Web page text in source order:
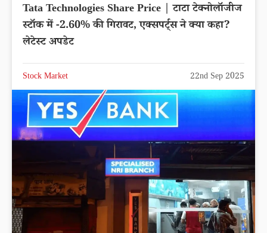
Tata Technologies Share Price | टाटा टेक्नोलॉजीज
स्टॉक में -2.60% की गिरावट, एक्सपर्ट्स ने क्या कहा?
लेटेस्ट अपडेट
Stock Market 22nd Sep 2025